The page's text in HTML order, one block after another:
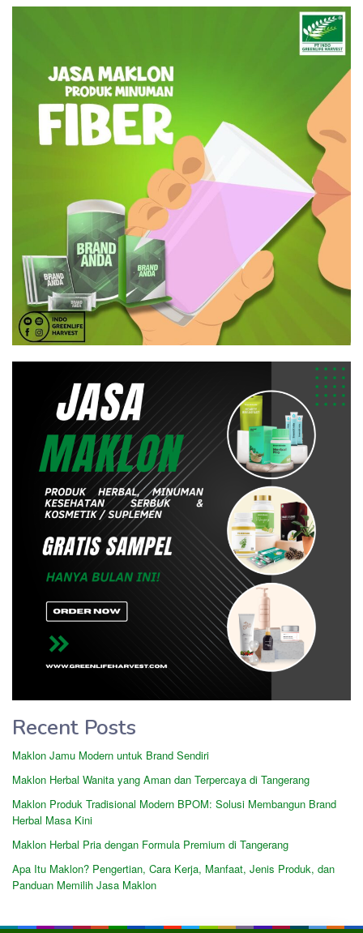
Recent Posts
Maklon Jamu Modern untuk Brand Sendiri
Maklon Herbal Wanita yang Aman dan Terpercaya di Tangerang
Maklon Produk Tradisional Modern BPOM: Solusi Membangun Brand
Herbal Masa Kini
Maklon Herbal Pria dengan Formula Premium di Tangerang
Apa Itu Maklon? Pengertian, Cara Kerja, Manfaat, Jenis Produk, dan
Panduan Memilih Jasa Maklon